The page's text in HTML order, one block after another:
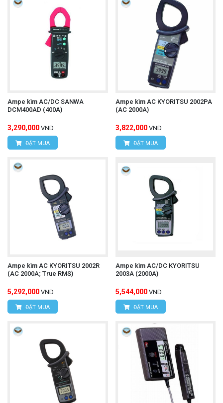
VPDG:Số 20D, ngõ 16/28 Đỗ Xuân Hợp, P.Mỹ
Đình 1, Q.Nam Từ Liêm, TP.Hà Nội
Hotline: 0393.968.345 / 0976.082.395
Email: vantien2307@gmail.com
www.hungnguyentech.vn
HÙNG NGUYÊN TECH - TP HỒ CHÍ MINH
Kiên, Huyện Bình Chánh, Tp.Hồ Chí Minh.
Email:vantien2307@gmail.com
Website:www.hungnguyentech.vn
Tham khảo thêm:
Camera nhiệt độ UNI-T
Ampe kìm AC/DC SANWA
DCM400AD (400A)
3,290,000 VND
ĐẶT MUA
Ampe kìm AC KYORITSU 2002PA
(AC 2000A)
3,822,000 VND
ĐẶT MUA
Ampe kìm AC KYORITSU 2002R
(AC 2000A; True RMS)
5,292,000 VND
ĐẶT MUA
Ampe kìm AC/DC KYORITSU
2003A (2000A)
5,544,000 VND
ĐẶT MUA